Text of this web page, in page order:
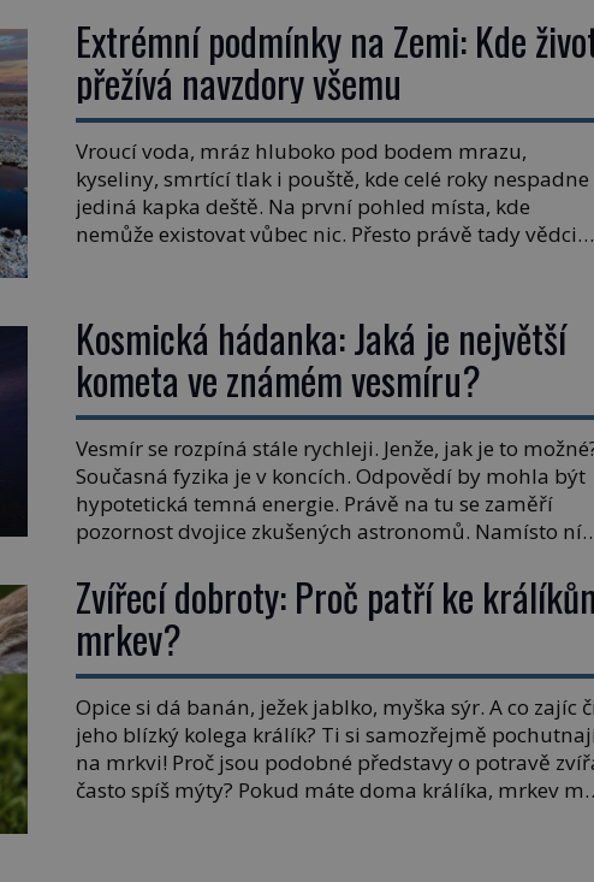
Extrémní podmínky na Zemi: Kde
přežívá navzdory všemu
Vroucí voda, mráz hluboko pod bodem mrazu,
kyseliny, smrtící tlak i pouště, kde celé roky nespadne
jediná kapka deště. Na první pohled místa, kde
nemůže existovat vůbec nic. Přesto právě tady vědci
všechno dokáže příroda a napovídá, kde bychom
jednou […]
Kosmická hádanka: Jaká je největší
kometa ve známém vesmíru?
Vesmír se rozpíná stále rychleji. Jenže, jak je to
Současná fyzika je v koncích. Odpovědí by mohla být
hypotetická temná energie. Právě na tu se zaměří
pozornost dvojice zkušených astronomů. Namísto ní
rekordní kometu! Astronomové Pedro Bernardinelli a
Gary Bernstein mravenčí prací zkoumají archivní
snímky v rámci Průzkumu temné energie […]
Zvířecí dobroty: Proč patří ke
mrkev?
Opice si dá banán, ježek jablko, myška sýr. A co zajíc či
jeho blízký kolega králík? Ti si samozřejmě
na mrkvi! Proč jsou podobné představy o potravě
často spíš mýty? Pokud máte doma králíka, mrkev